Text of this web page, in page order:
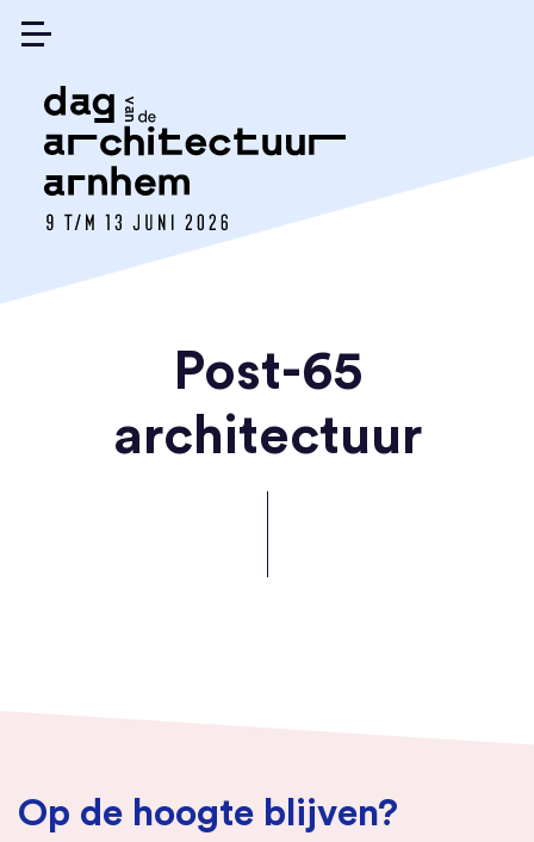
Post-65
architectuur
Op de hoogte blijven?